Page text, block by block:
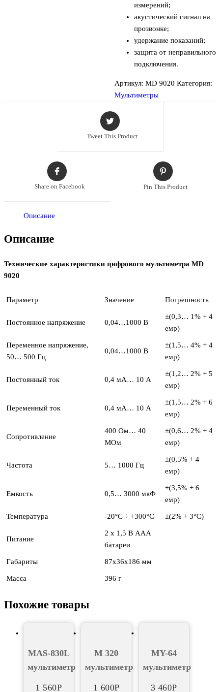
измерений;
акустический сигнал на
прозвонке;
удержание показаний;
защита от неправильного
подключения.
Артикул: MD 9020 Категория:
Мультиметры
Tweet This Product
Share on Facebook Pin This Product
Описание
Описание
Технические характеристики цифрового мультиметра MD
9020
Параметр Значение Погрешность
Постоянное напряжение 0,04…1000 В
±(0,3… 1% + 4
емр)
Переменное напряжение,
50… 500 Гц
0,04…1000 В
±(1,5… 4% + 4
емр)
Постоянный ток 0,4 мА… 10 А
±(1,2… 2% + 5
емр)
Переменный ток 0,4 мА… 10 А
±(1,5… 2% + 6
емр)
Сопротивление
400 Ом… 40
МОм
±(0,6… 2% + 4
емр)
Частота 5… 1000 Гц
±(0,5% + 4
емр)
Емкость 0,5… 3000 мкФ
±(3,5% + 6
емр)
Температура -20°C ÷ +300°C ±(2% + 3°C)
Питание
2 х 1,5 В ААА
батареи
Габариты 87х36х186 мм
Масса 396 г
Похожие товары
MAS-830L
мультиметр
1 560Р
М 320
мультиметр
1 600Р
MY-64
мультиметр
3 460Р